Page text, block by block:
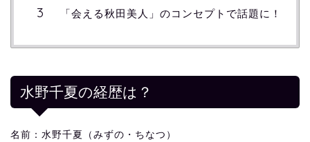
「会える秋田美人」のコンセプトで話題に！
水野千夏の経歴は？
名前：水野千夏（みずの・ちなつ）